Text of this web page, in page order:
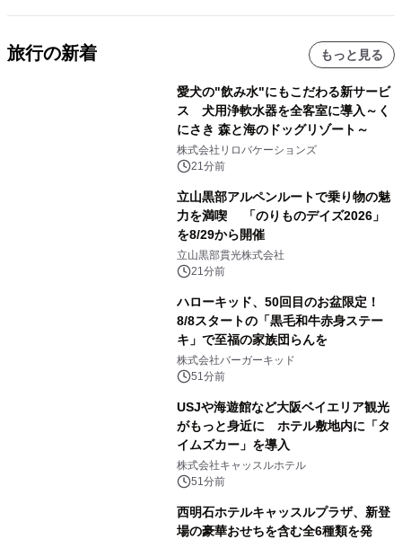
旅行の新着 もっと見る
愛犬の"飲み水"にもこだわる新サービ
ス 犬用浄軟水器を全客室に導入～く
にさき 森と海のドッグリゾート～
株式会社リロバケーションズ
21分前
立山黒部アルペンルートで乗り物の魅
力を満喫 「のりものデイズ2026」
を8/29から開催
立山黒部貫光株式会社
21分前
ハローキッド、50回目のお盆限定！
8/8スタートの「黒毛和牛赤身ステー
キ」で至福の家族団らんを
株式会社バーガーキッド
51分前
USJや海遊館など大阪ベイエリア観光
がもっと身近に ホテル敷地内に「タ
イムズカー」を導入
株式会社キャッスルホテル
51分前
西明石ホテルキャッスルプラザ、新登
場の豪華おせちを含む全6種類を発